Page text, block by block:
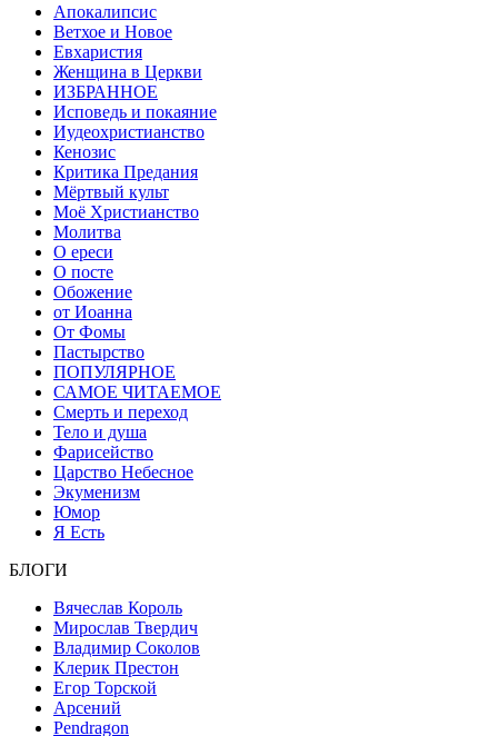
Апокалипсис
Ветхое и Новое
Евхаристия
Женщина в Церкви
ИЗБРАННОЕ
Исповедь и покаяние
Иудеохристианство
Кенозис
Критика Предания
Мёртвый культ
Моё Христианство
Молитва
О ереси
О посте
Обожение
от Иоанна
От Фомы
Пастырство
ПОПУЛЯРНОЕ
САМОЕ ЧИТАЕМОЕ
Смерть и переход
Тело и душа
Фарисейство
Царство Небесное
Экуменизм
Юмор
Я Есть
БЛОГИ
Вячеслав Король
Мирослав Твердич
Владимир Соколов
Клерик Престон
Егор Topской
Арсений
Pendragon